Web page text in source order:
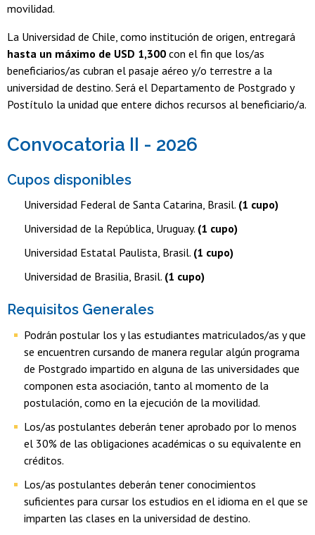
movilidad.
La Universidad de Chile, como institución de origen, entregará
hasta un máximo de USD 1,300 con el fin que los/as
beneficiarios/as cubran el pasaje aéreo y/o terrestre a la
universidad de destino. Será el Departamento de Postgrado y
Postítulo la unidad que entere dichos recursos al beneficiario/a.
Convocatoria II - 2026
Cupos disponibles
Universidad Federal de Santa Catarina, Brasil. (1 cupo)
Universidad de la República, Uruguay. (1 cupo)
Universidad Estatal Paulista, Brasil. (1 cupo)
Universidad de Brasilia, Brasil. (1 cupo)
Requisitos Generales
Podrán postular los y las estudiantes matriculados/as y que
se encuentren cursando de manera regular algún programa
de Postgrado impartido en alguna de las universidades que
componen esta asociación, tanto al momento de la
postulación, como en la ejecución de la movilidad.
Los/as postulantes deberán tener aprobado por lo menos
el 30% de las obligaciones académicas o su equivalente en
créditos.
Los/as postulantes deberán tener conocimientos
suficientes para cursar los estudios en el idioma en el que se
imparten las clases en la universidad de destino.